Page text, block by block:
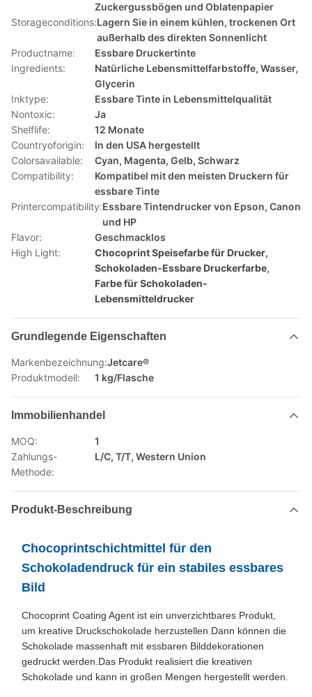
Zuckergussbögen und Oblatenpapier
Storageconditions:Lagern Sie in einem kühlen, trockenen Ort
außerhalb des direkten Sonnenlicht
Productname:
Essbare Druckertinte
Ingredients:
Natürliche Lebensmittelfarbstoffe, Wasser,
Glycerin
Inktype:
Essbare Tinte in Lebensmittelqualität
Nontoxic:
Ja
Shelflife:
12 Monate
Countryoforigin:
In den USA hergestellt
Colorsavailable:
Cyan, Magenta, Gelb, Schwarz
Compatibility:
Kompatibel mit den meisten Druckern für
essbare Tinte
Printercompatibility:Essbare Tintendrucker von Epson, Canon
und HP
Flavor:
Geschmacklos
High Light:
Chocoprint Speisefarbe für Drucker,
Schokoladen-Essbare Druckerfarbe,
Farbe für Schokoladen-
Lebensmitteldrucker
Grundlegende Eigenschaften
Markenbezeichnung:Jetcare®
Produktmodell:
1 kg/Flasche
Immobilienhandel
MOQ:
1
Zahlungs-
Methode:
L/C, T/T, Western Union
Produkt-Beschreibung
Chocoprintschichtmittel für den
Schokoladendruck für ein stabiles essbares
Bild
Chocoprint Coating Agent ist ein unverzichtbares Produkt,
um kreative Druckschokolade herzustellen.Dann können die
Schokolade massenhaft mit essbaren Bilddekorationen
gedruckt werden.Das Produkt realisiert die kreativen
Schokolade und kann in großen Mengen hergestellt werden.